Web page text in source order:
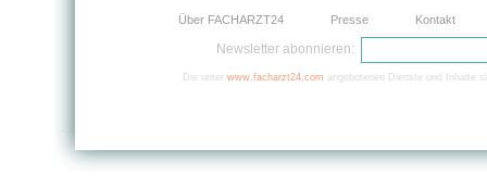
Über FACHARZT24 Presse Kontakt
Newsletter abonnieren:
Die unter www.facharzt24.com angebotenen Dienste und Inhalte